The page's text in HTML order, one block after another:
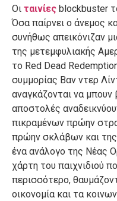
Οι ταινίες blockbuster
Όσα παίρνει ο άνεμος
συνήθως απεικόνιζαν
της μετεμφυλιακής
το Red Dead
συμμορίας Βαν ντερ
αναγκάζονται να μπουν
αποστολές
πικραμένων πρώην
πρώην σκλάβων και
ένα ανάλογο της Νέας
χάρτη του παιχνιδιού
περισσότερο,
οικονομία και τα